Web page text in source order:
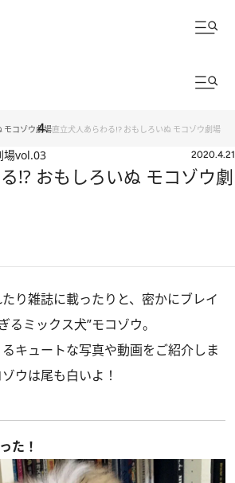
モコゾウ劇場直立犬人あらわる!? おもしろいぬ モコゾウ劇場
場vol.03 2020.4.21
!? おもしろいぬ モコゾウ劇
り雑誌に載ったりと、密かにブレイ
るミックス犬”モコゾウ。
キュートな写真や動画をご紹介しま
ウは尾も白いよ！
た！